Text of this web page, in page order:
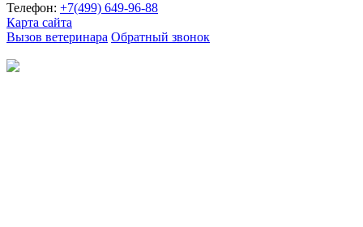
Телефон: +7(499) 649-96-88
Карта сайта
Вызов ветеринара Обратный звонок